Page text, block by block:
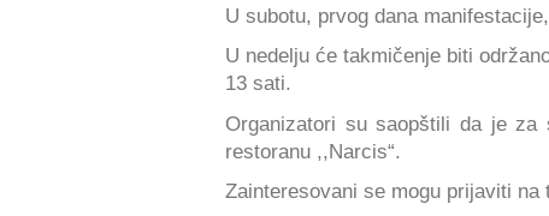
U subotu, prvog dana
U nedelju će takmičenje biti
13 sati.
Organizatori su saopštili da je za
restoranu ,,Narcis“.
Zainteresovani se mogu prijaviti